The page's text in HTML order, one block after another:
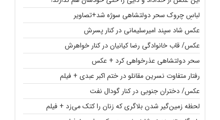
لباسِ چروک سحر دولتشاهی سوژه شد+تصاویر
عکس شاد سپند امیرسلیمانی در کنار پسرش
عکس/ قاب خانوادگی رضا کیانیان در کنار خواهرش
سحر دولتشاهی عذرخواهی کرد + عکس
رفتار متفاوت نسرین مقانلو در ختم اکبر عبدی + فیلم
عکس/ دختران جنوبی در کنار گودال نفت
لحظه زمین‌گیر شدن بلاگری که زنان را کتک می‌زد + فیلم